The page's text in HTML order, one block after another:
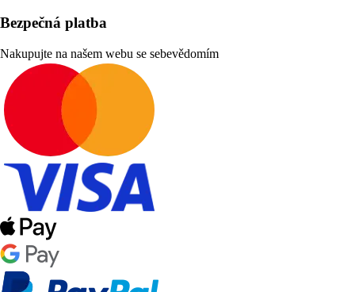
Bezpečná platba
Nakupujte na našem webu se sebevědomím